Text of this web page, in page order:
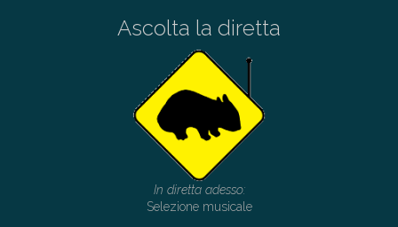
Ascolta la diretta
In diretta adesso:
Selezione musicale